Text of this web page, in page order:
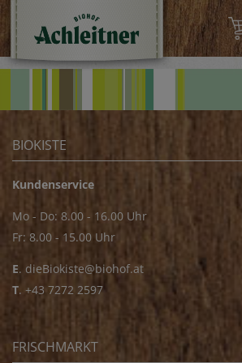
BIOKISTE
Kundenservice
Mo - Do: 8.00 - 16.00 Uhr
Fr: 8.00 - 15.00 Uhr
E. dieBiokiste@biohof.at
T. +43 7272 2597
FRISCHMARKT